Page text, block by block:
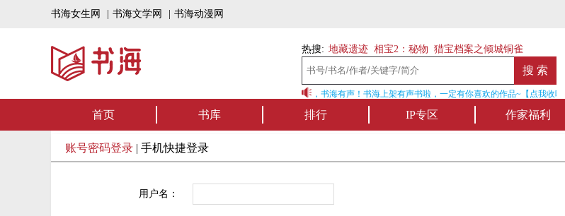
书海女生网 书海文学网 书海动漫网
热搜: 地藏遗迹 相宝2：秘物 猎宝档案之倾城铜雀
书海听书——好书可听，书海有声！书海上架有声书啦，一定有你喜欢的作品~【点我收听】
首页 书库 排行 IP专区 作家福利
账号密码登录 | 手机快捷登录
用户名：